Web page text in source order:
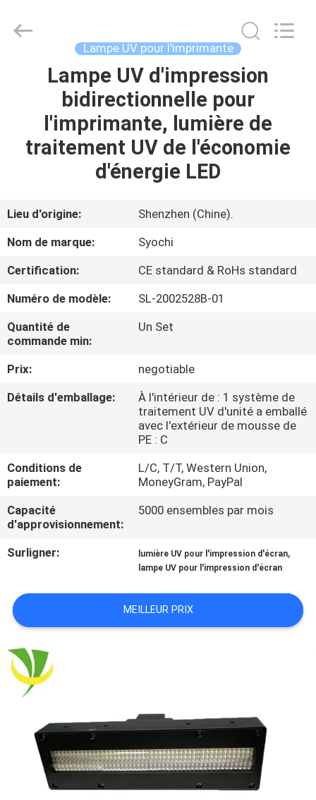
MAISON
PRODUITS
DE
NOUS
VISITE
D'USINE
CONTRÔLE
DE
QUALITÉ
NOUS
NOUVELLES
DEMANDEZ
CITATION
PLAN
DU
SITE
PRIVACY
POLICY
Syochi
Electronics
Lampe UV pour l'imprimante
Lampe UV d'impression
bidirectionnelle pour
l'imprimante, lumière de
traitement UV de l'économie
d'énergie LED
Lieu d'origine:
Shenzhen (Chine).
Nom de marque:
Syochi
Certification:
CE standard & RoHs standard
Numéro de modèle:
SL-2002528B-01
Quantité de
commande min:
Un Set
Prix:
negotiable
Détails d'emballage:
À l'intérieur de : 1 système de
traitement UV d'unité a emballé
avec l'extérieur de mousse de
PE : C
Conditions de
paiement:
L/C, T/T, Western Union,
MoneyGram, PayPal
Capacité
d'approvisionnement:
5000 ensembles par mois
Surligner: lumière UV pour l'impression d'écran,
lampe UV pour l'impression d'écran
MEILLEUR PRIX